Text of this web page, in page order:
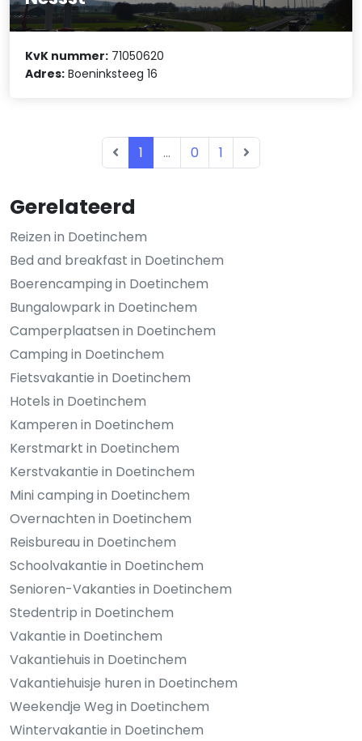
Gerelateerd
Reizen in Doetinchem
Bed and breakfast in Doetinchem
Boerencamping in Doetinchem
Bungalowpark in Doetinchem
Camperplaatsen in Doetinchem
Camping in Doetinchem
Fietsvakantie in Doetinchem
Hotels in Doetinchem
Kamperen in Doetinchem
Kerstmarkt in Doetinchem
Kerstvakantie in Doetinchem
Mini camping in Doetinchem
Overnachten in Doetinchem
Reisbureau in Doetinchem
Schoolvakantie in Doetinchem
Senioren-Vakanties in Doetinchem
Stedentrip in Doetinchem
Vakantie in Doetinchem
Vakantiehuis in Doetinchem
Vakantiehuisje huren in Doetinchem
Weekendje Weg in Doetinchem
Wintervakantie in Doetinchem
KvK nummer: 71050620
Adres: Boeninksteeg 16
1 ... 0 1